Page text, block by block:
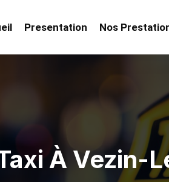
Presentation Nos
À Vezin-